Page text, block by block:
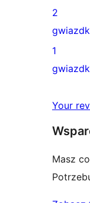
recenzji
3-
0
recenzji
2-
2
1
1-
1
Your
Masz